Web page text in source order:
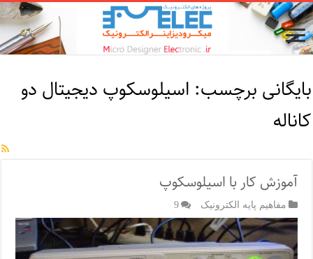
بایگانی برچسب: اسیلوسکوپ دیجیتال دو
کاناله
آموزش کار با اسیلوسکوپ
مفاهیم پایه الکترونیک 9